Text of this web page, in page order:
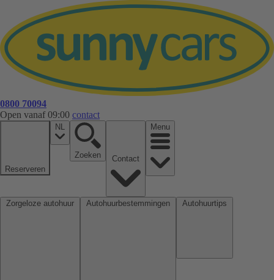
0800 70094
Open vanaf 09:00 contact
Reserveren
NL
Zoeken
Menu